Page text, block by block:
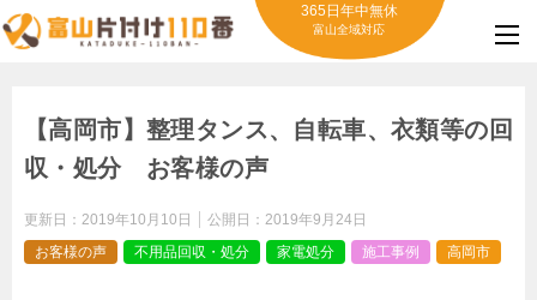
365日年中無休
富山全域対応
【高岡市】整理タンス、自転車、衣類等の回
収・処分 お客様の声
更新日： 2019年10月10日 公開日： 2019年9月24日
お客様の声
不用品回収・処分 家電処分 施工事例 高岡市